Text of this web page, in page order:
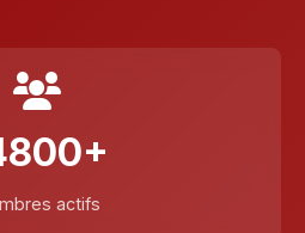
actifs